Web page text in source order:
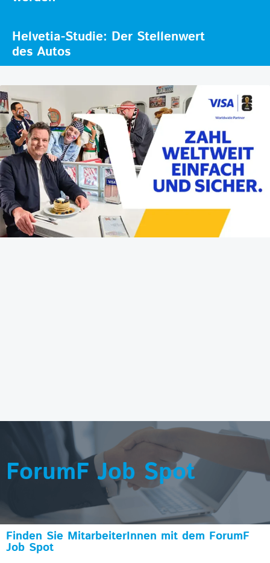
Helvetia-Studie: Der Stellenwert
des Autos
ForumF Job Spot
Finden Sie MitarbeiterInnen mit dem ForumF
Job Spot